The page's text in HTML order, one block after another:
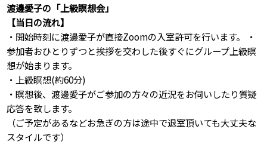
渡邊愛子の「上級瞑想会」
【当日の流れ】
・開始時刻に渡邊愛子が直接Zoomの入室許可を行います。 ・
参加者おひとりずつと挨拶を交わした後すぐにグループ上級瞑
想が始まります。
・上級瞑想(約60分)
・瞑想後、渡邊愛子がご参加の方々の近況をお伺いしたり質疑
応答を致します。
（ご予定があるなどお急ぎの方は途中で退室頂いても大丈夫な
スタイルです）